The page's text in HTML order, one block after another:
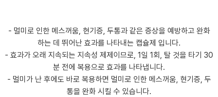
- 멀미로 인한 메스꺼움, 현기증, 두통과 같은 증상을 예방하고 완화
하는 데 뛰어난 효과를 나타내는 캡슐제 입니다.
- 효과가 오래 지속되는 지속성 제제이므로, 1일 1회, 탈 것을 타기 30
분 전에 복용으로 효과를 나타냅니다.
- 멀미가 난 후에도 바로 복용하면 멀미로 인한 메스꺼움, 현기증, 두
통을 완화 시킬 수 있습니다.